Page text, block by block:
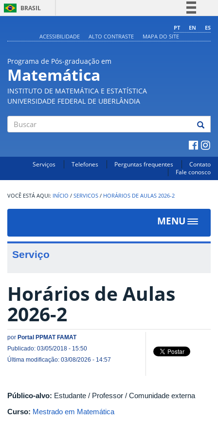
BRASIL
Comunica BR
PT EN
ES
ACESSIBILIDADE
ALTO CONTRASTE MAPA DO SITE
Programa de Pós-graduação em
Matemática
INSTITUTO DE MATEMÁTICA E ESTATÍSTICA
UNIVERSIDADE FEDERAL DE UBERLÂNDIA
Serviços Telefones Perguntas frequentes
Contato
Fale conosco
INÍCIO / SERVICOS / HORÁRIOS DE AULAS 2026-2
MENU
Toggle
Serviço
Horários de Aulas
2026-2
por Portal PPMAT FAMAT
Publicado: 03/05/2018 - 15:50
Última modificação: 03/08/2026 - 14:57
Público-alvo: Estudante / Professor / Comunidade externa
Curso: Mestrado em Matemática